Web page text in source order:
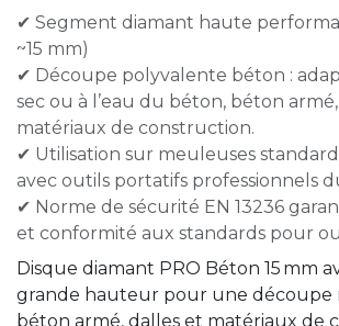
✔ Segment diamant haute
~15 mm)
✔ Découpe polyvalente béton :
sec ou à l’eau du béton, béton
matériaux de construction.
✔ Utilisation sur meuleuses
avec outils portatifs professionnels
✔ Norme de sécurité EN 13236
et conformité aux standards pour
Disque diamant PRO Béton 15 mm
grande hauteur pour une découpe
béton armé, dalles et matériaux de